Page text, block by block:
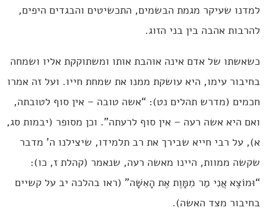
למדנו שעיקר מגמת הבשמים, התכשיטים והבגדים היפים,
להרבות אהבה בין בני הזוג.
כשאשתו של אדם אינה אוהבת אותו ומשתוקקת אליו ושמחה
בחיבור עימו, היא עושקת ממנו את שמחת חייו. ועל זה אמרו
חכמים (מדרש תהלים נט): “אשה טובה – אין סוף לטובתה,
ואם היא אשה רעה – אין סוף לרעתה”. וכן מסופר (יבמות סג,
א), על רבי חייא שבירך את רב תלמידו, שיצילנו ה’ מדבר
שקשה ממוות, היינו מאשה רעה, שנאמר (קהלת ז, כו):
“וּמוֹצֶא אֲנִי מַר מִמָּוֶת אֶת הָאִשָּׁה” (ראו בהלכה יב על קשיים
בחיבור מצד האשה).